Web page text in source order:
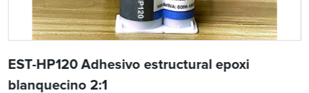
EST-HP120 Adhesivo estructural epoxi
blanquecino 2:1